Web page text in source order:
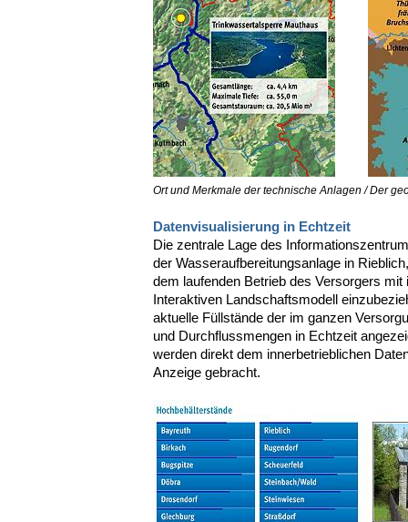
Ort und Merkmale der technische Anlagen / Der
Datenvisualisierung in Echtzeit
Die zentrale Lage des
der Wasseraufbereitungsanlage in
dem laufenden Betrieb des Versorgers
Interaktiven Landschaftsmodell
aktuelle Füllstände der im ganzen
und Durchflussmengen in Echtzeit
werden direkt dem innerbetrieblichen
Anzeige gebracht.